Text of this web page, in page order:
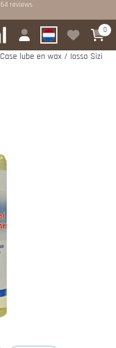
of sta alle
reviews
0
Case lube en wax / Iosso Sizing